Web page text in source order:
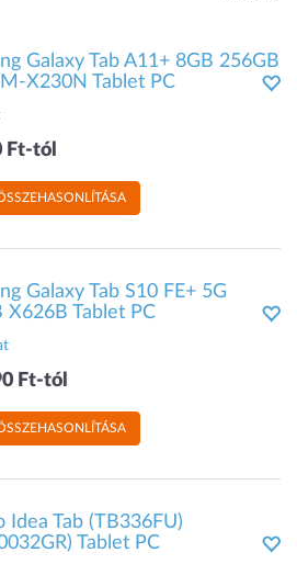
Galaxy Tab A11+ 8GB 256GB
X230N Tablet PC
Ft-tól
Galaxy Tab S10 FE+ 5G
X626B Tablet PC
Ft-tól
Idea Tab (TB336FU)
Tablet PC